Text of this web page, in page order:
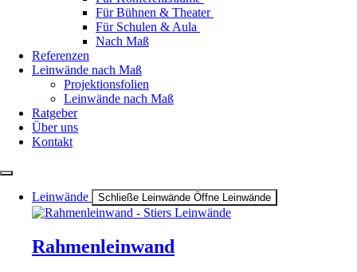
Für Bühnen & Theater
Für Schulen & Aula
Nach Maß
Referenzen
Leinwände nach Maß
Projektionsfolien
Leinwände nach Maß
Ratgeber
Über uns
Kontakt
Leinwände Schließe Leinwände Öffne Leinwände
Rahmenleinwand